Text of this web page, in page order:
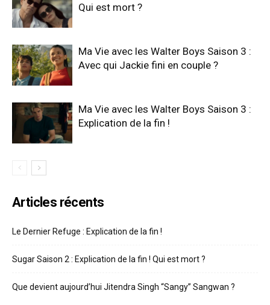
Qui est mort ?
Ma Vie avec les Walter Boys Saison 3 :
Avec qui Jackie fini en couple ?
Ma Vie avec les Walter Boys Saison 3 :
Explication de la fin !
Articles récents
Le Dernier Refuge : Explication de la fin !
Sugar Saison 2 : Explication de la fin ! Qui est mort ?
Que devient aujourd’hui Jitendra Singh “Sangy” Sangwan ?